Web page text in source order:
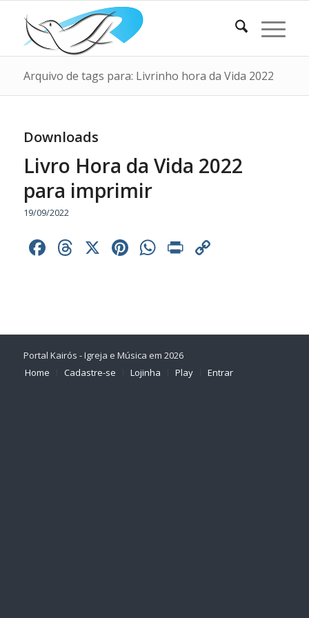
Arquivo de tags para: Livrinho hora da Vida 2022
Downloads
Livro Hora da Vida 2022
para imprimir
19/09/2022
Facebook
Threads
X Pinterest
WhatsApp
Print
Portal Kairós - Igreja e Música em 2026
Home
Cadastre-se Lojinha Play Entrar